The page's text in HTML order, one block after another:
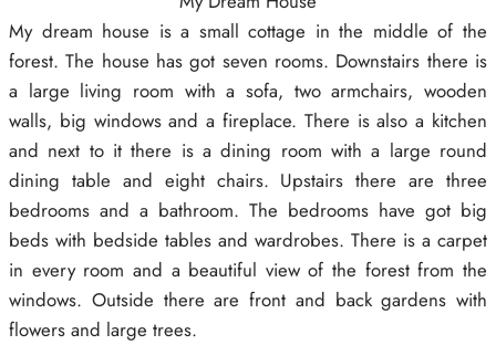
My dream house is a small cottage in the middle of the
forest. The house has got seven rooms. Downstairs there is
a large living room with a sofa, two armchairs, wooden
walls, big windows and a fireplace. There is also a kitchen
and next to it there is a dining room with a large round
dining table and eight chairs. Upstairs there are three
bedrooms and a bathroom. The bedrooms have got big
beds with bedside tables and wardrobes. There is a carpet
in every room and a beautiful view of the forest from the
windows. Outside there are front and back gardens with
flowers and large trees.